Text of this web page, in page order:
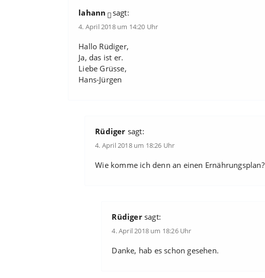
lahann sagt:
4. April 2018 um 14:20 Uhr
Hallo Rüdiger,
Ja, das ist er.
Liebe Grüsse,
Hans-Jürgen
Rüdiger sagt:
4. April 2018 um 18:26 Uhr
Wie komme ich denn an einen Ernährungsplan?
Rüdiger sagt:
4. April 2018 um 18:26 Uhr
Danke, hab es schon gesehen.